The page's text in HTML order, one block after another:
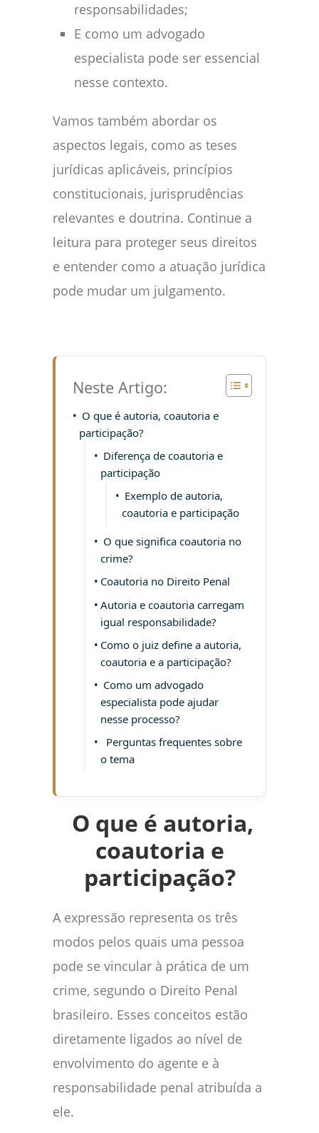
responsabilidades;
E como um advogado
especialista pode ser essencial
nesse contexto.
Vamos também abordar os
aspectos legais, como as teses
jurídicas aplicáveis, princípios
constitucionais, jurisprudências
relevantes e doutrina. Continue a
leitura para proteger seus direitos
e entender como a atuação jurídica
pode mudar um julgamento.
Neste Artigo:
O que é autoria, coautoria e
participação?
Diferença de coautoria e
participação
Exemplo de autoria,
coautoria e participação
O que significa coautoria no
crime?
Coautoria no Direito Penal
Autoria e coautoria carregam
igual responsabilidade?
Como o juiz define a autoria,
coautoria e a participação?
Como um advogado
especialista pode ajudar
nesse processo?
Perguntas frequentes sobre
o tema
O que é autoria,
coautoria e
participação?
A expressão representa os três
modos pelos quais uma pessoa
pode se vincular à prática de um
crime, segundo o Direito Penal
brasileiro. Esses conceitos estão
diretamente ligados ao nível de
envolvimento do agente e à
responsabilidade penal atribuída a
ele.